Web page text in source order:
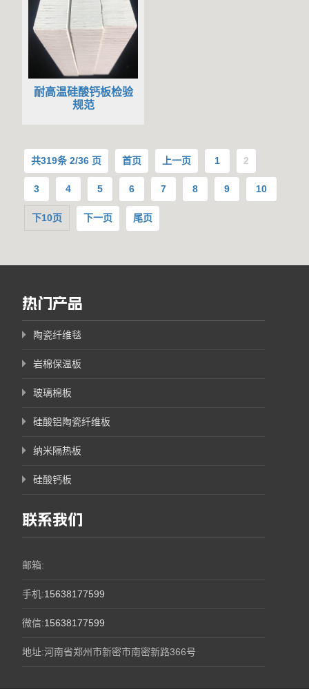
耐高温硅酸钙板检验
规范
共319条 2/36 页 首页 上一页 1 2
3 4 5 6 7 8 9 10
下10页 下一页 尾页
热门产品
陶瓷纤维毯
岩棉保温板
玻璃棉板
硅酸铝陶瓷纤维板
纳米隔热板
硅酸钙板
联系我们
邮箱:
手机:15638177599
微信:15638177599
地址:河南省郑州市新密市南密新路366号